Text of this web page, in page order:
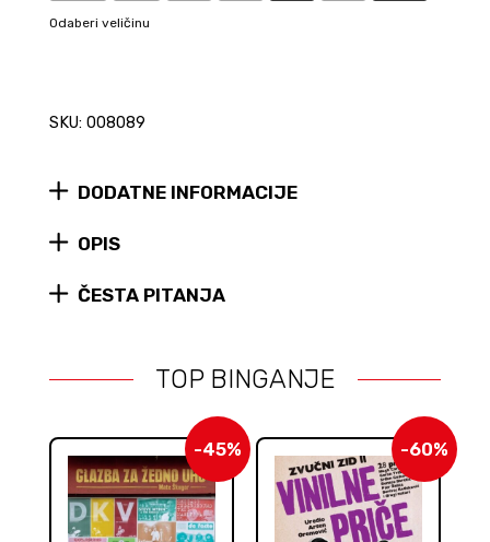
Odaberi veličinu
SKU: 008089
DODATNE INFORMACIJE
OPIS
ČESTA PITANJA
TOP BINGANJE
-45% -60%